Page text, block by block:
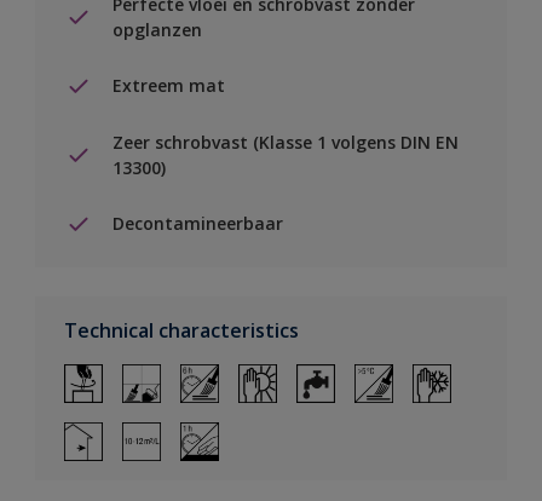
opglanzen
Extreem mat
Zeer schrobvast (Klasse 1 volgens DIN EN
13300)
Decontamineerbaar
Technical characteristics